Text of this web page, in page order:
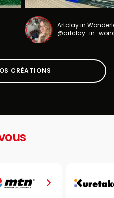
Artclay in
CRÉATIONS